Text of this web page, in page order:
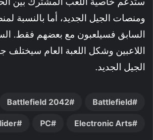
ومنصات الجيل الجديد، أما بالنسبة
السابق فسيلعبون مع بعضهم فقط.
اللاعبين وشكل اللعبة العام سيختلف
الجيل الجديد.
Battlefield
Battlefield 2042
Electronic Arts
PC